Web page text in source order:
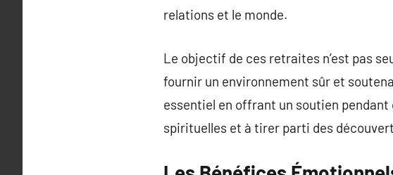
relations et le monde.
Le objectif de ces retraites n’est pas
fournir un environnement sûr et
essentiel en offrant un soutien
spirituelles et à tirer parti des